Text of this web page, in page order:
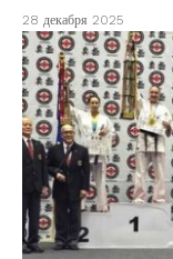
28 декабря 2025